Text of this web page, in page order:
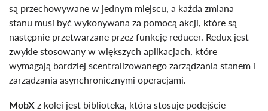
są przechowywane w jednym miejscu, a każda zmiana
stanu musi być wykonywana za pomocą akcji, które są
następnie przetwarzane przez funkcję reducer. Redux jest
zwykle stosowany w większych aplikacjach, które
wymagają bardziej scentralizowanego zarządzania stanem i
zarządzania asynchronicznymi operacjami.
MobX z kolei jest biblioteką, która stosuje podejście